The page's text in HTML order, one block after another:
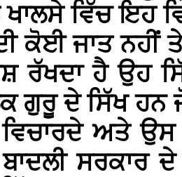
ਵਿੱਚ ਇਹ
ਕੋਈ ਜਾਤ ਨਹੀਂ
ਰੱਖਦਾ ਹੈ ਉਹ
ਗੁਰੂ ਦੇ ਸਿੱਖ ਹਨ
ਅਤੇ ਉਸ
ਬਾਦਲੀ